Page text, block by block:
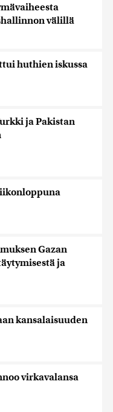
välillä
huthien iskussa
ja Pakistan
Gazan
ja
kansalaisuuden
virkavalansa